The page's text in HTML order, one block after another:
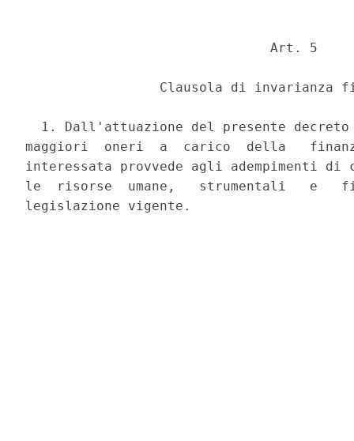
                               Art. 5
Clausola di invarianza
1. Dall'attuazione del presente
maggiori  oneri  a  carico  della
interessata provvede agli adempimenti
le  risorse  umane,   strumentali   e